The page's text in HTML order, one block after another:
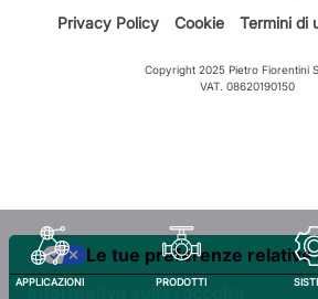
APPLICAZIONI PRODOTTI
Privacy Policy Cookie Termini di
Copyright 2025 Pietro Fiorentini
VAT. 08620190150
Informativa sulla raccolta
Le tue preferenze relative